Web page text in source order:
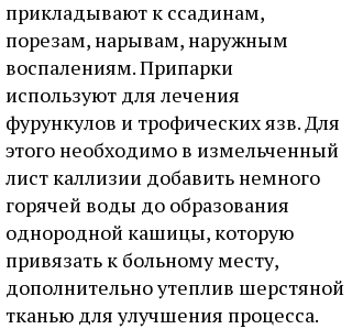
прикладывают к ссадинам,
порезам, нарывам, наружным
воспалениям. Припарки
используют для лечения
фурункулов и трофических язв. Для
этого необходимо в измельченный
лист каллизии добавить немного
горячей воды до образования
однородной кашицы, которую
привязать к больному месту,
дополнительно утеплив шерстяной
тканью для улучшения процесса.